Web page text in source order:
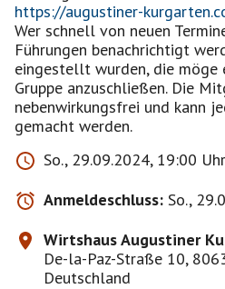
https://augustiner-
Wer schnell von neuen
Führungen benachrichtigt
eingestellt wurden, die möge
Gruppe anzuschließen. Die
nebenwirkungsfrei und kann
gemacht werden.
So., 29.09.2024, 19:00 Uhr
Anmeldeschluss: So.,
Wirtshaus Augustiner
De-la-Paz-Straße 10,
Deutschland